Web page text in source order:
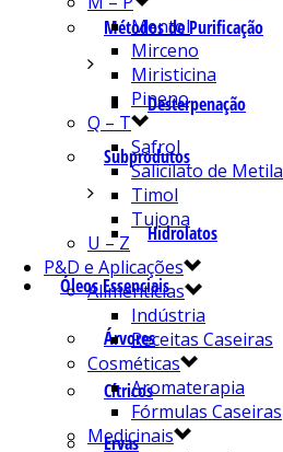
Métodos de Purificação
Desterpenação
Subprodutos
Hidrolatos
Óleos Essenciais
Árvores
Cítricos
Ervas
Mentol
Mirceno
Miristicina
Pineno
Q – T
Safrol
Salicilato de Metila
Timol
Tujona
U – Z
P&D e Aplicações
Alimentícias
Indústria
Receitas Caseiras
Cosméticas
Aromaterapia
Fórmulas Caseiras
Medicinais